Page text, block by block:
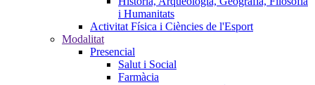
i Humanitats
Activitat Física i Ciències de l'Esport
Modalitat
Presencial
Salut i Social
Farmàcia